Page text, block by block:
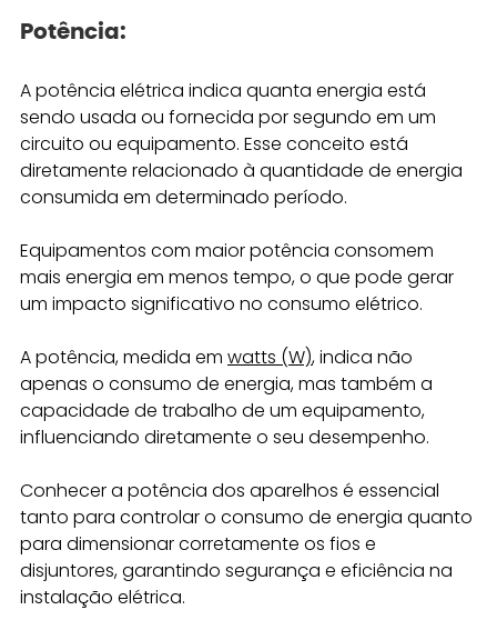
Potência:
A potência elétrica indica quanta energia está
sendo usada ou fornecida por segundo em um
circuito ou equipamento. Esse conceito está
diretamente relacionado à quantidade de energia
consumida em determinado período.
Equipamentos com maior potência consomem
mais energia em menos tempo, o que pode gerar
um impacto significativo no consumo elétrico.
A potência, medida em watts (W), indica não
apenas o consumo de energia, mas também a
capacidade de trabalho de um equipamento,
influenciando diretamente o seu desempenho.
Conhecer a potência dos aparelhos é essencial
tanto para controlar o consumo de energia quanto
para dimensionar corretamente os fios e
disjuntores, garantindo segurança e eficiência na
instalação elétrica.